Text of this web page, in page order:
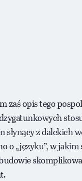
zaś opis tego
z dalekich
o „języku”, w